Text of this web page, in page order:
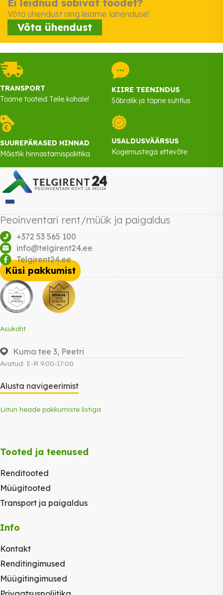
Ei leidnud sobivat toodet?
Võta ühendust ning leiame lahenduse!
Võta ühendust
TRANSPORT
Toome tooteid Teile kohale!
KIIRE TEENINDUS
Sõbralik ja täpne suhtlus
SUUREPÄRASED HINNAD
Mõistlik hinnastamispoliitika
USALDUSVÄÄRSUS
Kogemustega ettevõte
Peoinventari rent/müük ja paigaldus
+372 53 565 100
info@telgirent24.ee
Telgirent24.ee
Küsi pakkumist
Asukoht
Kuma tee 3, Peetri
Avatud: E-R 9:00-17:00
Alusta navigeerimist
Liitun heade pakkumiste listiga
Tooted ja teenused
Renditooted
Müügitooted
Transport ja paigaldus
Info
Kontakt
Renditingimused
Müügitingimused